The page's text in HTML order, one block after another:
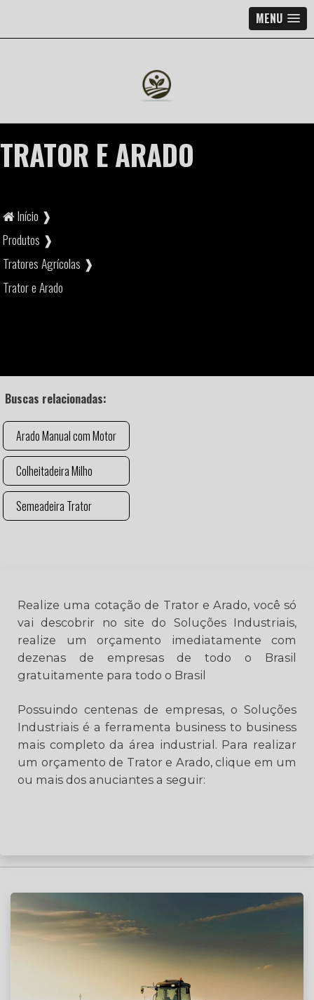
MENU
TRATOR E ARADO
Início ❱
Produtos ❱
Tratores Agrícolas ❱
Trator e Arado
Buscas relacionadas:
Arado Manual com Motor
Colheitadeira Milho
Semeadeira Trator
Realize uma cotação de Trator e Arado, você só
vai descobrir no site do Soluções Industriais,
realize um orçamento imediatamente com
dezenas de empresas de todo o Brasil
gratuitamente para todo o Brasil
Possuindo centenas de empresas, o Soluções
Industriais é a ferramenta business to business
mais completo da área industrial. Para realizar
um orçamento de Trator e Arado, clique em um
ou mais dos anuciantes a seguir: